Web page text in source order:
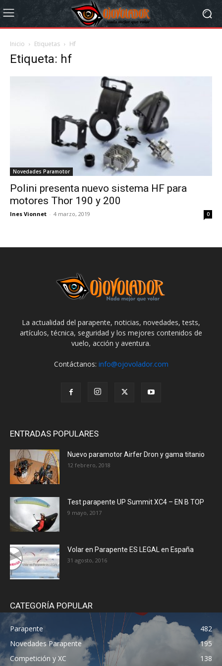
Inicio Etiquetas Hf
Etiqueta: hf
Novedades Paramotor
Polini presenta nuevo sistema HF para
motores Thor 190 y 200
Ines Vionnet - 4 marzo, 2019 0
La actualidad del parapente, noticias, novedades, tests,
artículos, técnica, seguridad y los mejores contenidos de
vuelo, acción y aventura.
Contáctanos: info@ojovolador.com
ENTRADAS POPULARES
Nuevo paramotor Airfer Dron y gama titanio
12 febrero, 2018
Test parapente UP Summit XC4 – EN B TOP
9 mayo, 2017
Volar en Parapente ES LEGAL en España
31 agosto, 2016
CATEGORÍA POPULAR
Parapente
482
Novedades Parapente
195
Competición y XC
138